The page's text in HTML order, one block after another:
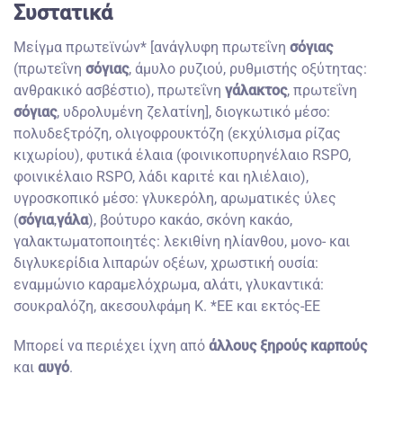
Συστατικά
Μείγμα πρωτεϊνών* [ανάγλυφη πρωτεΐνη σόγιας
(πρωτεΐνη σόγιας, άμυλο ρυζιού, ρυθμιστής οξύτητας:
ανθρακικό ασβέστιο), πρωτεΐνη γάλακτος, πρωτεΐνη
σόγιας, υδρολυμένη ζελατίνη], διογκωτικό μέσο:
πολυδεξτρόζη, ολιγοφρουκτόζη (εκχύλισμα ρίζας
κιχωρίου), φυτικά έλαια (φοινικοπυρηνέλαιο RSPO,
φοινικέλαιο RSPO, λάδι καριτέ και ηλιέλαιο),
υγροσκοπικό μέσο: γλυκερόλη, αρωματικές ύλες
(σόγια,γάλα), βούτυρο κακάο, σκόνη κακάο,
γαλακτωματοποιητές: λεκιθίνη ηλίανθου, μονο- και
διγλυκερίδια λιπαρών οξέων, χρωστική ουσία:
εναμμώνιο καραμελόχρωμα, αλάτι, γλυκαντικά:
σουκραλόζη, ακεσουλφάμη Κ. *ΕΕ και εκτός-ΕΕ
Μπορεί να περιέχει ίχνη από άλλους ξηρούς καρπούς
και αυγό.